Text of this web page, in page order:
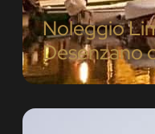
Noleggio
Desenzano